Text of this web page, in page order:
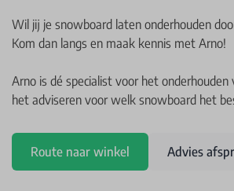
Wil jij je snowboard laten onderhouden
Kom dan langs en maak kennis met Arno!
Arno is dé specialist voor het onderhouden
het adviseren voor welk snowboard het
Route naar winkel Advies